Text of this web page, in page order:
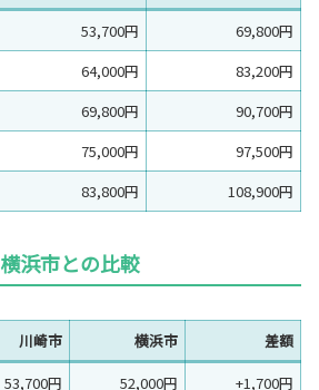
53,700円
69,800円
64,000円
83,200円
69,800円
90,700円
75,000円
97,500円
83,800円 108,900円
横浜市との比較
川崎市 横浜市
差額
53,700円 52,000円 +1,700円